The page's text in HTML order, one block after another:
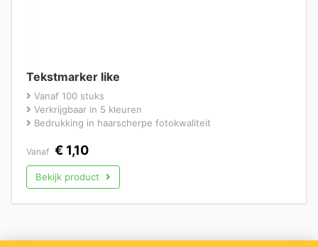
Tekstmarker like
Vanaf 100 stuks
Verkrijgbaar in 5 kleuren
Bedrukking in haarscherpe fotokwaliteit
Vanaf € 1,10
Bekijk product